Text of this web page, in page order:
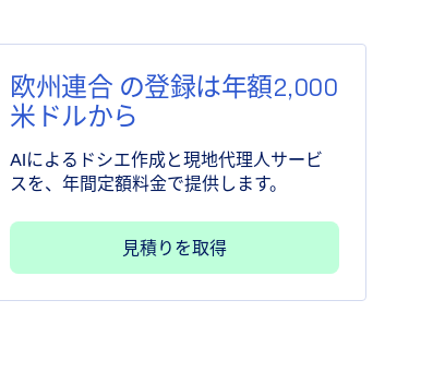
欧州連合 の登録は年額2,000
米ドルから
AIによるドシエ作成と現地代理人サービ
スを、年間定額料金で提供します。
見積りを取得